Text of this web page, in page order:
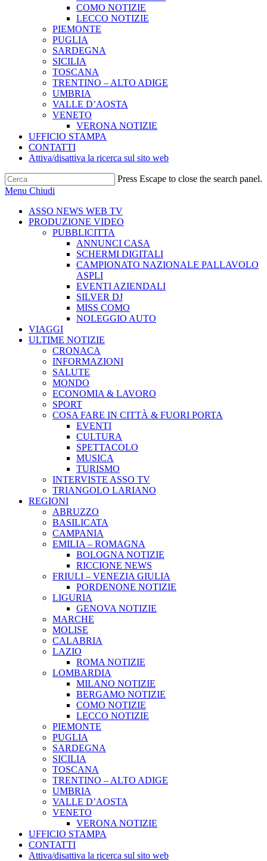
COMO NOTIZIE
LECCO NOTIZIE
PIEMONTE
PUGLIA
SARDEGNA
SICILIA
TOSCANA
TRENTINO – ALTO ADIGE
UMBRIA
VALLE D’AOSTA
VENETO
VERONA NOTIZIE
UFFICIO STAMPA
CONTATTI
Attiva/disattiva la ricerca sul sito web
Press Escape to close the search panel.
Menu Chiudi
ASSO NEWS WEB TV
PRODUZIONE VIDEO
PUBBLICITTA
ANNUNCI CASA
SCHERMI DIGITALI
CAMPIONATO NAZIONALE PALLAVOLO
ASPLI
EVENTI AZIENDALI
SILVER DJ
MISS COMO
NOLEGGIO AUTO
VIAGGI
ULTIME NOTIZIE
CRONACA
INFORMAZIONI
SALUTE
MONDO
ECONOMIA & LAVORO
SPORT
COSA FARE IN CITTÀ & FUORI PORTA
EVENTI
CULTURA
SPETTACOLO
MUSICA
TURISMO
INTERVISTE ASSO TV
TRIANGOLO LARIANO
REGIONI
ABRUZZO
BASILICATA
CAMPANIA
EMILIA – ROMAGNA
BOLOGNA NOTIZIE
RICCIONE NEWS
FRIULI – VENEZIA GIULIA
PORDENONE NOTIZIE
LIGURIA
GENOVA NOTIZIE
MARCHE
MOLISE
CALABRIA
LAZIO
ROMA NOTIZIE
LOMBARDIA
MILANO NOTIZIE
BERGAMO NOTIZIE
COMO NOTIZIE
LECCO NOTIZIE
PIEMONTE
PUGLIA
SARDEGNA
SICILIA
TOSCANA
TRENTINO – ALTO ADIGE
UMBRIA
VALLE D’AOSTA
VENETO
VERONA NOTIZIE
UFFICIO STAMPA
CONTATTI
Attiva/disattiva la ricerca sul sito web